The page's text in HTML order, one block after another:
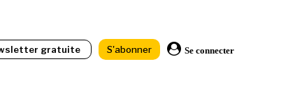
gratuite S'abonner Se connecter